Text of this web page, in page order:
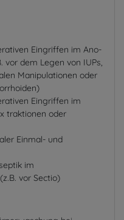
Eingriffen im Ano-
vor dem Legen von IUPs,
Manipulationen oder
Eingriffen im
traktionen oder
Einmal- und
im
vor Sectio)